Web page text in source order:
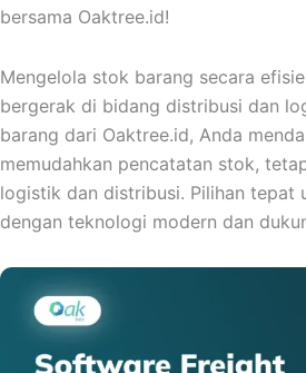
bersama Oaktree.id!
Mengelola stok barang secara
bergerak di bidang distribusi dan
barang dari Oaktree.id, Anda
memudahkan pencatatan stok,
logistik dan distribusi. Pilihan tepat
dengan teknologi modern dan